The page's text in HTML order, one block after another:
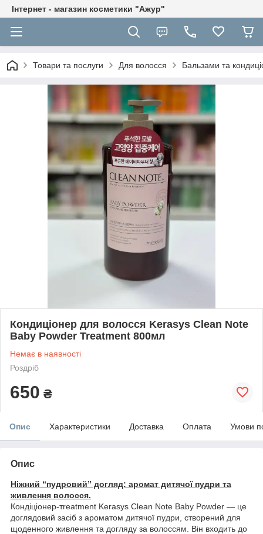
Інтернет - магазин косметики "Ажур"
Товари та послуги Для волосся Бальзами та
Кондиціонер для волосся Kerasys Clean Note
Baby Powder Treatment 800мл
Немає в наявності
Роздріб
650 ₴
Опис Характеристики Доставка Оплата Умови
Опис
Ніжний “пудровий” догляд: аромат дитячої пудри та
живлення волосся.
Кондiцiонер-тreatment Kerasys Clean Note Baby Powder — це
доглядовий засіб з ароматом дитячої пудри, створений для
щоденного живлення та догляду за волоссям. Він входить до